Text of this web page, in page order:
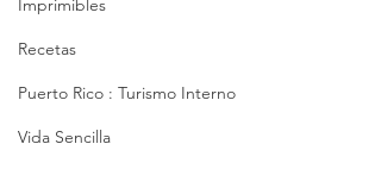
Imprimibles
Recetas
Puerto Rico : Turismo Interno
Vida Sencilla